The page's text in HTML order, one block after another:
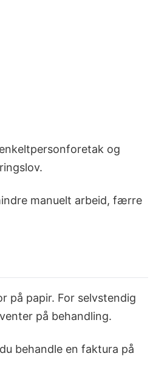
og
manuelt arbeid, færre
på papir. For selvstendig
på behandling.
behandle en faktura på